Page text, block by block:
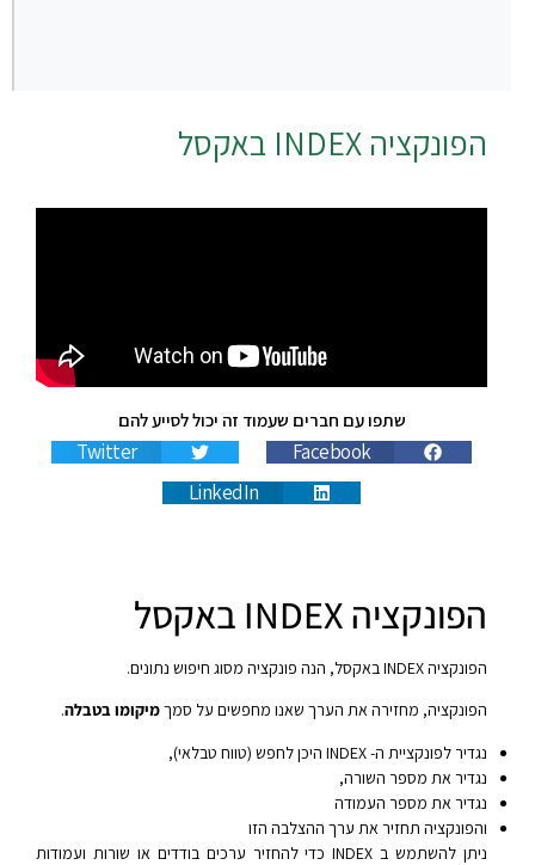
הפונקציה INDEX באקסל
שתפו עם חברים שעמוד זה יכול לסייע להם
Facebook
Twitter
LinkedIn
הפונקציה INDEX באקסל
הפונקציה INDEX באקסל, הנה פונקציה מסוג חיפוש נתונים.
הפונקציה, מחזירה את הערך שאנו מחפשים על סמךמיקומו בטבלה.
נגדיר לפונקציית ה- INDEX היכן לחפש (טווח טבלאי),
נגדיר את מספר השורה,
נגדיר את מספר העמודה
והפונקציה תחזיר את ערך ההצלבה הזו
ניתן להשתמש ב INDEX כדי להחזיר ערכים בודדים או שורות ועמודות